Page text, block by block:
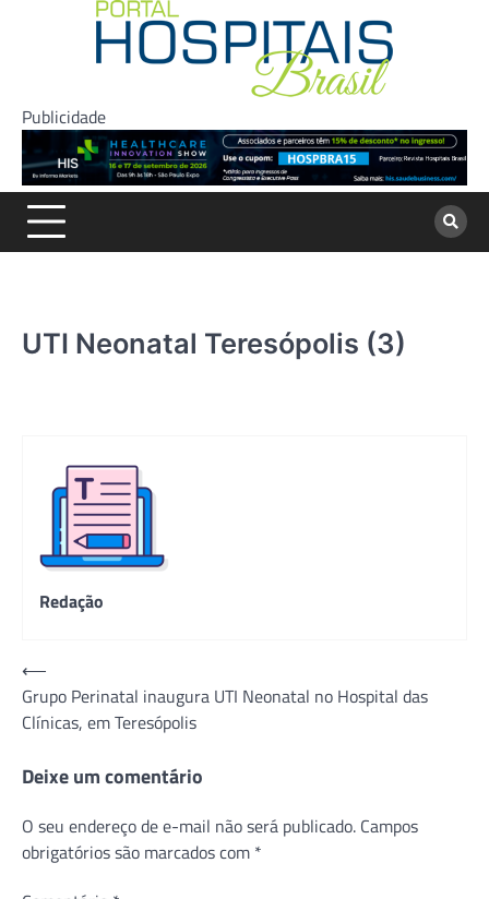
Publicidade
UTI Neonatal Teresópolis (3)
Redação
Navegação
de
Post
⟵
Grupo Perinatal inaugura UTI Neonatal no Hospital das
Clínicas, em Teresópolis
Deixe um comentário
O seu endereço de e-mail não será publicado. Campos
obrigatórios são marcados com *